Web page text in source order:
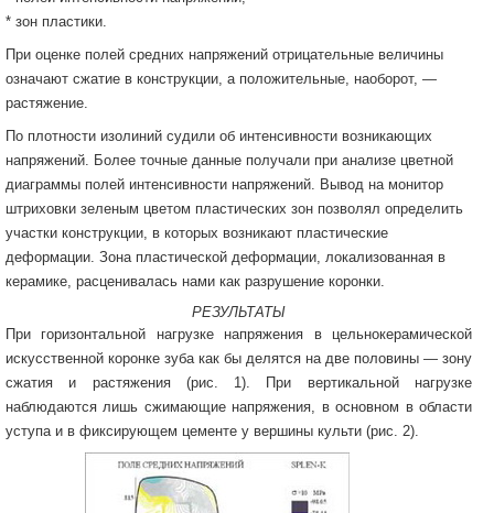
* зон пластики.
При оценке полей средних напряжений отрицательные величины
означают сжатие в конструкции, а положительные, наоборот, —
растяжение.
По плотности изолиний судили об интенсивности возникающих
напряжений. Более точные данные получали при анализе цветной
диаграммы полей интенсивности напряжений. Вывод на монитор
штриховки зеленым цветом пластических зон позволял определить
участки конструкции, в которых возникают пластические
деформации. Зона пластической деформации, локализованная в
керамике, расценивалась нами как разрушение коронки.
РЕЗУЛЬТАТЫ
При горизонтальной нагрузке напряжения в цельнокерамической
искусственной коронке зуба как бы делятся на две половины — зону
сжатия и растяжения (рис. 1). При вертикальной нагрузке
наблюдаются лишь сжимающие напряжения, в основном в области
уступа и в фиксирующем цементе у вершины культи (рис. 2).